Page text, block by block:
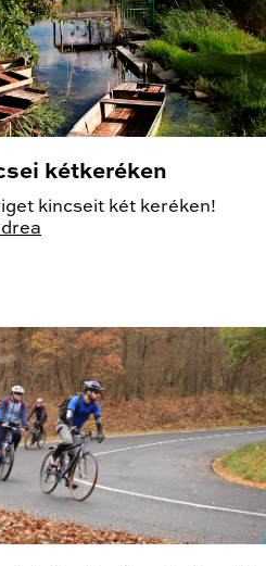
kétkeréken
kincseit két keréken!